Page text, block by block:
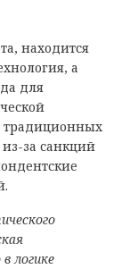
находится
а
для
традиционных
за санкций
логике